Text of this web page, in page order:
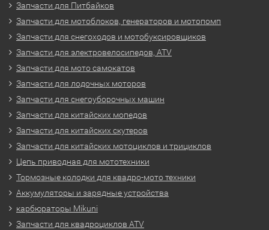
Запчасти для Питбайков
Запчасти для мотоблоков, генераторов и мотопомп
Запчасти для снегоходов и мотобуксировщиков
Запчасти для электровелосипедов, ATV
Запчасти для мото самокатов
Запчасти для лодочных моторов
Запчасти для снегоуборочных машин
Запчасти для китайских мопедов
Запчасти для китайских скутеров
Запчасти для китайских мотоциклов и трициклов
Цепь приводная для мототехники
Тормозные колодки для квадро-мото техники
Аккумуляторы и зарядные устройства
карбюраторы Mikuni
Запчасти для квадроциклов ATV